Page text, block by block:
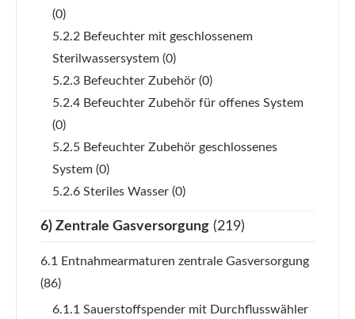
(0)
5.2.2 Befeuchter mit geschlossenem
Sterilwassersystem (0)
5.2.3 Befeuchter Zubehör (0)
5.2.4 Befeuchter Zubehör für offenes System
(0)
5.2.5 Befeuchter Zubehör geschlossenes
System (0)
5.2.6 Steriles Wasser (0)
6) Zentrale Gasversorgung (219)
6.1 Entnahmearmaturen zentrale Gasversorgung
(86)
6.1.1 Sauerstoffspender mit Durchflusswähler